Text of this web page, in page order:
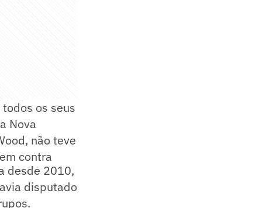
os seus
Nova
não teve
contra
desde 2010,
disputado